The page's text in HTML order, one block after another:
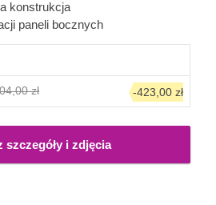
wiata z pewnością stanie się
ogrodu. Możliwość wyboru
konstrukcja
paneli bocznych
zł -423,00 zł
szczegóły i zdjęcia